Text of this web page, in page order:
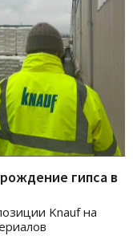
гипса в
Knauf на